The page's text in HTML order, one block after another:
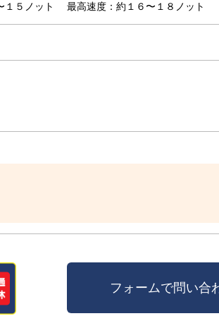
１５ノット 最高速度：約１６〜１８ノット